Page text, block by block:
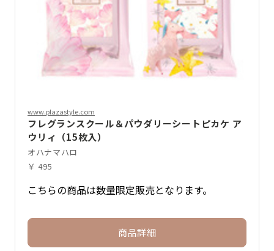
www.plazastyle.com
フレグランスクール＆パウダリーシートピカケ ア
ウリィ（15枚入）
オハナマハロ
￥ 495
こちらの商品は数量限定販売となります。
商品詳細